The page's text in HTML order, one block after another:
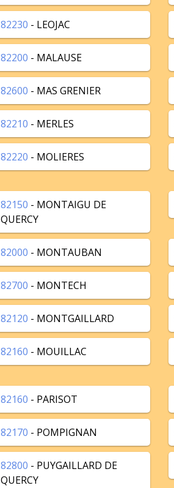
82230 - LEOJAC
82200 - MALAUSE
82600 - MAS GRENIER
82210 - MERLES
82220 - MOLIERES
82150 - MONTAIGU DE
QUERCY
82000 - MONTAUBAN
82700 - MONTECH
82120 - MONTGAILLARD
82160 - MOUILLAC
82160 - PARISOT
82170 - POMPIGNAN
82800 - PUYGAILLARD DE
QUERCY